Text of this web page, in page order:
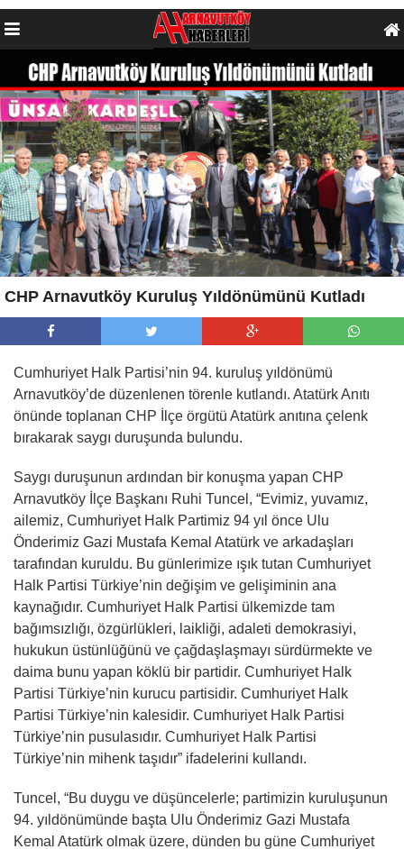
CHP Arnavutköy Kuruluş Yıldönümünü Kutladı
Cumhuriyet Halk Partisi’nin 94. kuruluş yıldönümü
Arnavutköy’de düzenlenen törenle kutlandı. Atatürk Anıtı
önünde toplanan CHP İlçe örgütü Atatürk anıtına çelenk
bırakarak saygı duruşunda bulundu.
Saygı duruşunun ardından bir konuşma yapan CHP
Arnavutköy İlçe Başkanı Ruhi Tuncel, “Evimiz, yuvamız,
ailemiz, Cumhuriyet Halk Partimiz 94 yıl önce Ulu
Önderimiz Gazi Mustafa Kemal Atatürk ve arkadaşları
tarafından kuruldu. Bu günlerimize ışık tutan Cumhuriyet
Halk Partisi Türkiye’nin değişim ve gelişiminin ana
kaynağıdır. Cumhuriyet Halk Partisi ülkemizde tam
bağımsızlığı, özgürlükleri, laikliği, adaleti demokrasiyi,
hukukun üstünlüğünü ve çağdaşlaşmayı sürdürmekte ve
daima bunu yapan köklü bir partidir. Cumhuriyet Halk
Partisi Türkiye’nin kurucu partisidir. Cumhuriyet Halk
Partisi Türkiye’nin kalesidir. Cumhuriyet Halk Partisi
Türkiye’nin pusulasıdır. Cumhuriyet Halk Partisi
Türkiye’nin mihenk taşıdır” ifadelerini kullandı.
Tuncel, “Bu duygu ve düşüncelerle; partimizin kuruluşunun
94. yıldönümünde başta Ulu Önderimiz Gazi Mustafa
Kemal Atatürk olmak üzere, dünden bu güne Cumhuriyet